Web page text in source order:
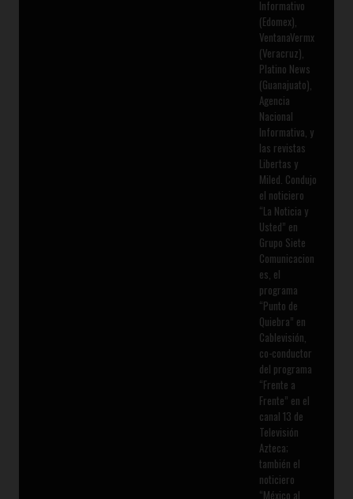
Informativo
(Edomex),
VentanaVermx
(Veracruz),
Platino News
(Guanajuato),
Agencia
Nacional
Informativa, y
las revistas
Libertas y
Miled. Condujo
el noticiero
“La Noticia y
Usted” en
Grupo Siete
Comunicacion
es, el
programa
“Punto de
Quiebra” en
Cablevisión,
co-conductor
del programa
“Frente a
Frente” en el
canal 13 de
Televisión
Azteca;
también el
noticiero
“México al